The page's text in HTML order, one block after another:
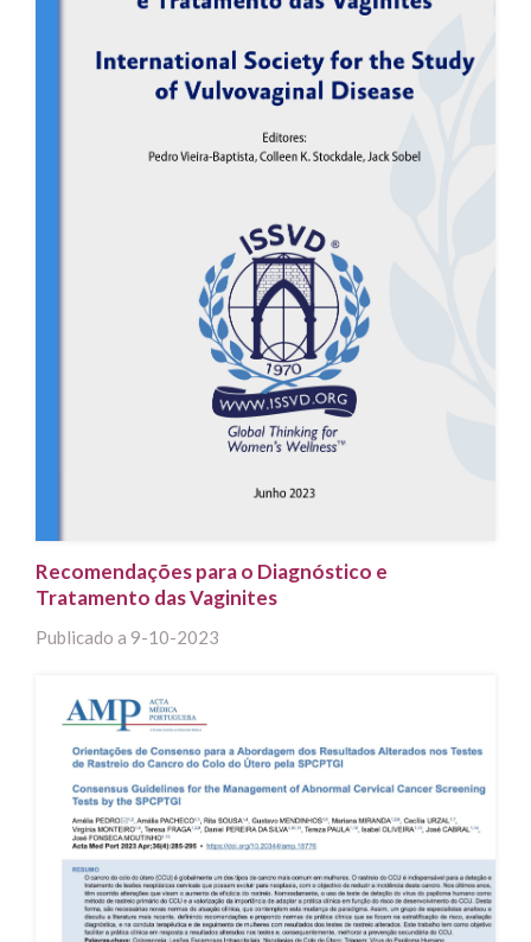
Recomendações para o Diagnóstico e
Tratamento das Vaginites
Publicado a 9-10-2023